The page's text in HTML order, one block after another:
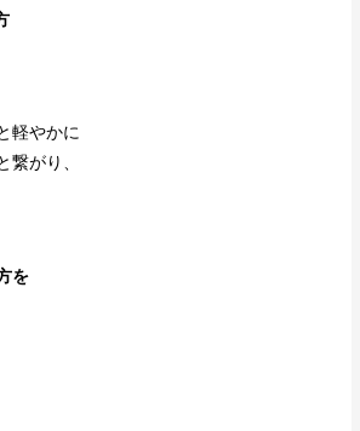
軽やかに
繋がり、
を